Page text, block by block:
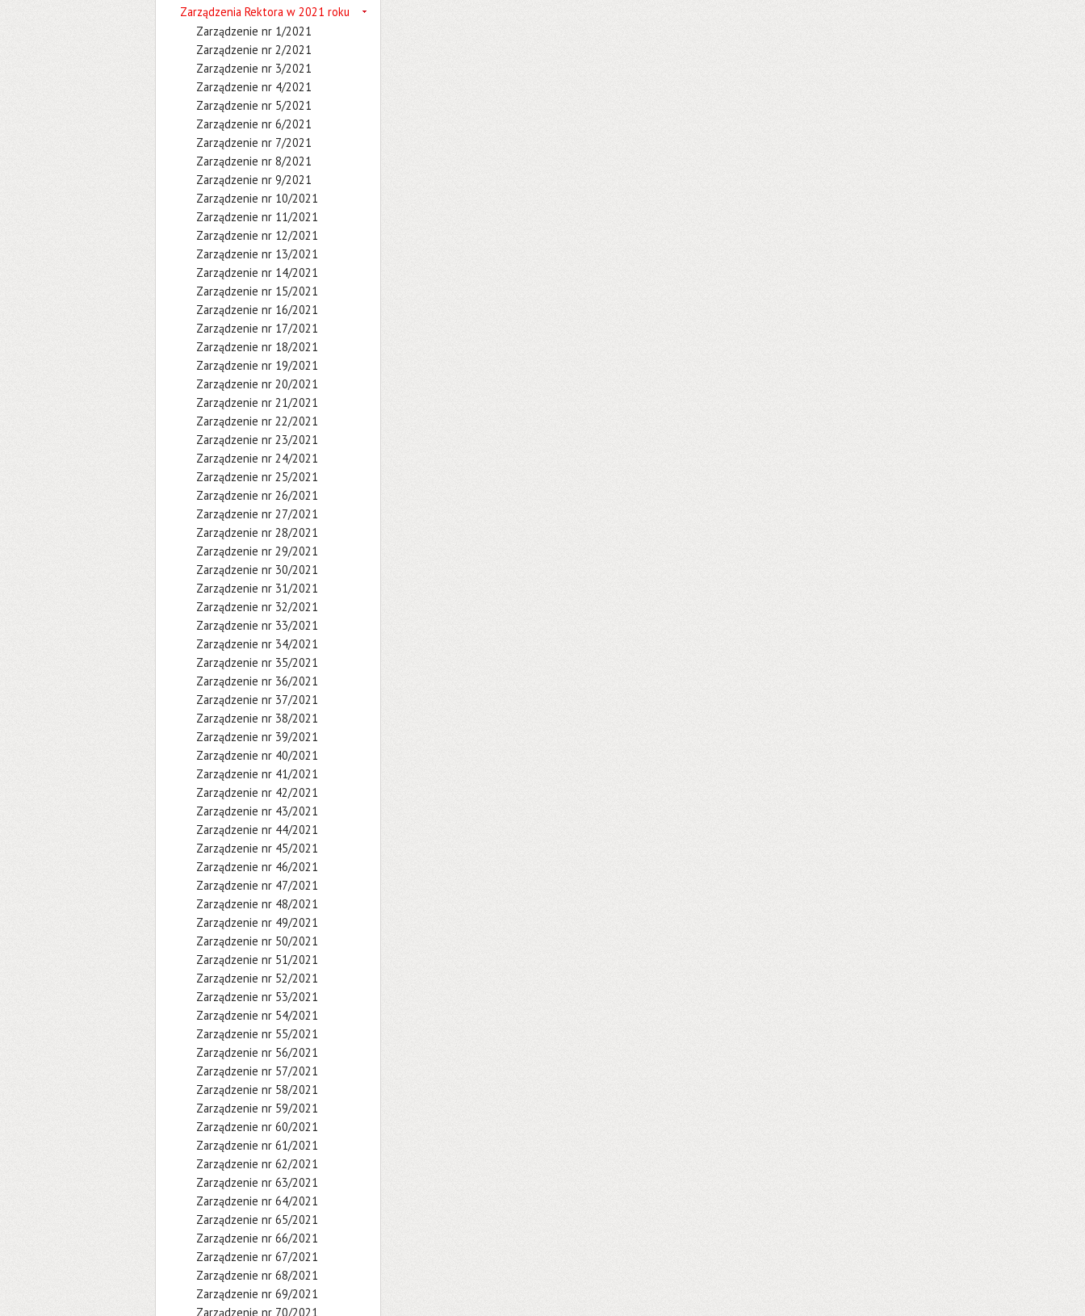
Zarządzenia Rektora w 2021 roku
Zarządzenie nr 1/2021
Zarządzenie nr 2/2021
Zarządzenie nr 3/2021
Zarządzenie nr 4/2021
Zarządzenie nr 5/2021
Zarządzenie nr 6/2021
Zarządzenie nr 7/2021
Zarządzenie nr 8/2021
Zarządzenie nr 9/2021
Zarządzenie nr 10/2021
Zarządzenie nr 11/2021
Zarządzenie nr 12/2021
Zarządzenie nr 13/2021
Zarządzenie nr 14/2021
Zarządzenie nr 15/2021
Zarządzenie nr 16/2021
Zarządzenie nr 17/2021
Zarządzenie nr 18/2021
Zarządzenie nr 19/2021
Zarządzenie nr 20/2021
Zarządzenie nr 21/2021
Zarządzenie nr 22/2021
Zarządzenie nr 23/2021
Zarządzenie nr 24/2021
Zarządzenie nr 25/2021
Zarządzenie nr 26/2021
Zarządzenie nr 27/2021
Zarządzenie nr 28/2021
Zarządzenie nr 29/2021
Zarządzenie nr 30/2021
Zarządzenie nr 31/2021
Zarządzenie nr 32/2021
Zarządzenie nr 33/2021
Zarządzenie nr 34/2021
Zarządzenie nr 35/2021
Zarządzenie nr 36/2021
Zarządzenie nr 37/2021
Zarządzenie nr 38/2021
Zarządzenie nr 39/2021
Zarządzenie nr 40/2021
Zarządzenie nr 41/2021
Zarządzenie nr 42/2021
Zarządzenie nr 43/2021
Zarządzenie nr 44/2021
Zarządzenie nr 45/2021
Zarządzenie nr 46/2021
Zarządzenie nr 47/2021
Zarządzenie nr 48/2021
Zarządzenie nr 49/2021
Zarządzenie nr 50/2021
Zarządzenie nr 51/2021
Zarządzenie nr 52/2021
Zarządzenie nr 53/2021
Zarządzenie nr 54/2021
Zarządzenie nr 55/2021
Zarządzenie nr 56/2021
Zarządzenie nr 57/2021
Zarządzenie nr 58/2021
Zarządzenie nr 59/2021
Zarządzenie nr 60/2021
Zarządzenie nr 61/2021
Zarządzenie nr 62/2021
Zarządzenie nr 63/2021
Zarządzenie nr 64/2021
Zarządzenie nr 65/2021
Zarządzenie nr 66/2021
Zarządzenie nr 67/2021
Zarządzenie nr 68/2021
Zarządzenie nr 69/2021
Zarządzenie nr 70/2021